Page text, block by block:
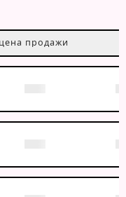
цена продажи